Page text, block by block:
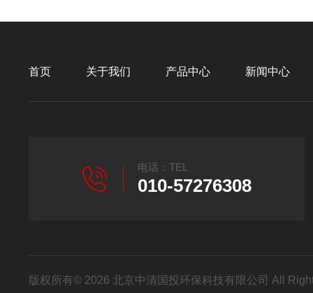
首页 关于我们 产品中心 新闻中心
电话：TEL
010-57276308
版权所有© 2026 北京中清国投环保科技有限公司 All